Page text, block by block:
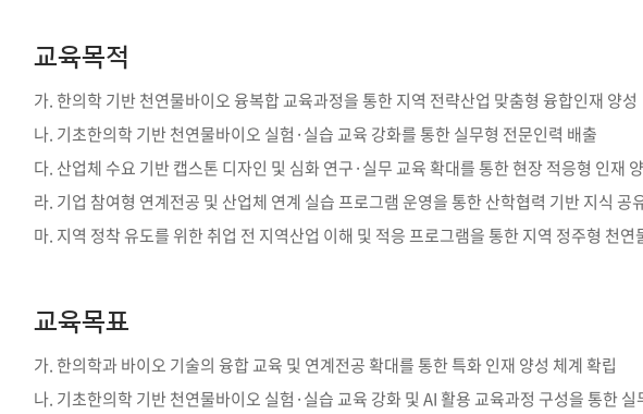
대학평의원회
대학평의원회
대학평의원회 회의록
기금운용심의회
기금운용심의회
기금운용심의회 회의록
세명2030+
기본방향 비전 및 전략설정과정
발전계
캠퍼스안내
통학버스 운행안내
통학버스 출발장소
학적부사항정정 교육과정 CHARM인
학칙규정
제ㆍ증명서발급
통학버스
통학증(월 정기권) 이용 안내 통학버스 편도
국제교류
국내외 교류현황 해외프로그램
교환학생
병무행정
대학생 병무행정(군입영) 전역 후 복학
제천시어린이·사회복지급식관리지원센터
제천시농촌협약지원센터
제천시농촌활력플
제천시탄소중립지원센터
부속병원
부속제천한방병원 부속충주한방병원
교육목적
가. 한의학 기반 천연물바이오 융복합 교육과정을 통한 지역 전략산업 맞춤형 융합인재 양성
나. 기초한의학 기반 천연물바이오 실험·실습 교육 강화를 통한 실무형 전문인력 배출
다. 산업체 수요 기반 캡스톤 디자인 및 심화 연구·실무 교육 확대를 통한 현장 적응형 인재
라. 기업 참여형 연계전공 및 산업체 연계 실습 프로그램 운영을 통한 산학협력 기반 지식 공
마. 지역 정착 유도를 위한 취업 전 지역산업 이해 및 적응 프로그램을 통한 지역 정주형 천
교육목표
가. 한의학과 바이오 기술의 융합 교육 및 연계전공 확대를 통한 특화 인재 양성 체계 확립
나. 기초한의학 기반 천연물바이오 실험·실습 교육 강화 및 AI 활용 교육과정 구성을 통한 실